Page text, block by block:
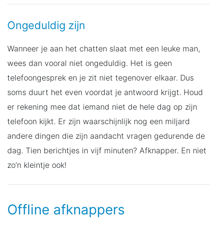
Ongeduldig zijn
Wanneer je aan het chatten slaat met een leuke man,
wees dan vooral niet ongeduldig. Het is geen
telefoongesprek en je zit niet tegenover elkaar. Dus
soms duurt het even voordat je antwoord krijgt. Houd
er rekening mee dat iemand niet de hele dag op zijn
telefoon kijkt. Er zijn waarschijnlijk nog een miljard
andere dingen die zijn aandacht vragen gedurende de
dag. Tien berichtjes in vijf minuten? Afknapper. En niet
zo’n kleintje ook!
Offline afknappers